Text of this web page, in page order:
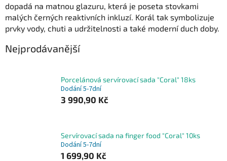
dopadá na matnou glazuru, která je poseta stovkami
malých černých reaktivních inkluzí. Korál tak symbolizuje
prvky vody, chuti a udržitelnosti a také moderní duch doby.
Nejprodávanější
Porcelánová servírovací sada "Coral" 18ks
Dodání 5-7dní
3 990,90 Kč
Servírovací sada na finger food "Coral" 10ks
Dodání 5-7dní
1 699,90 Kč